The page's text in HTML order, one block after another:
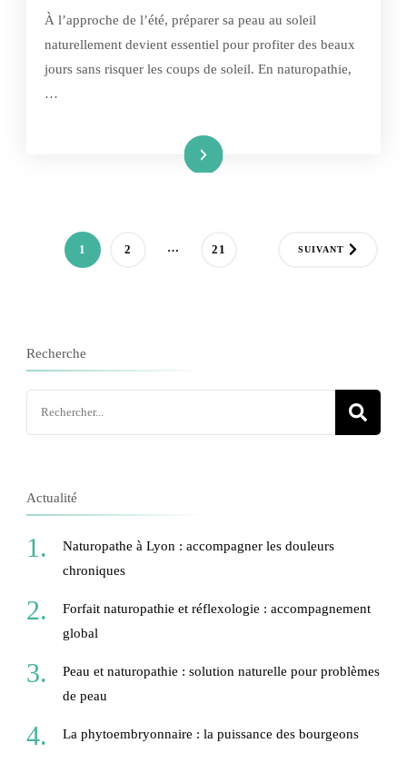
À l’approche de l’été, préparer sa peau au soleil
naturellement devient essentiel pour profiter des beaux
jours sans risquer les coups de soleil. En naturopathie,
…
Lire la suite
Pagination
PAGE
1 PAGE
2 … PAGE
21 SUIVANT
Recherche
Actualité
Naturopathe à Lyon : accompagner les douleurs
chroniques
Forfait naturopathie et réflexologie : accompagnement
global
Peau et naturopathie : solution naturelle pour problèmes
de peau
La phytoembryonnaire : la puissance des bourgeons